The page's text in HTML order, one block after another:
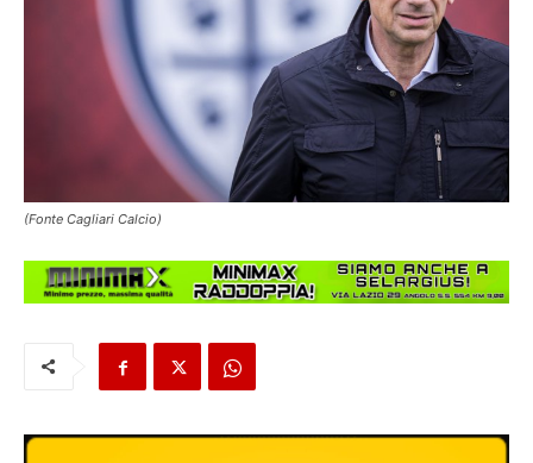
(Fonte Cagliari Calcio)